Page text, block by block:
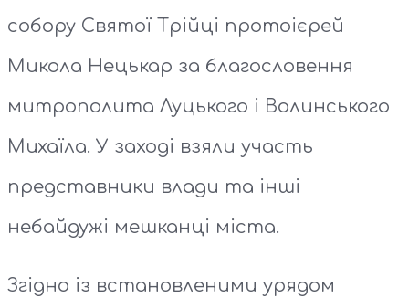
собору Святої Трійці протоієрей
Микола Нецькар за благословення
митрополита Луцького і Волинського
Михаїла. У заході взяли участь
представники влади та інші
небайдужі мешканці міста.
Згідно із встановленими урядом